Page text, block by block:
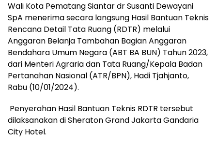
Wali Kota Pematang Siantar dr Susanti Dewayani
SpA menerima secara langsung Hasil Bantuan Teknis
Rencana Detail Tata Ruang (RDTR) melalui
Anggaran Belanja Tambahan Bagian Anggaran
Bendahara Umum Negara (ABT BA BUN) Tahun 2023,
dari Menteri Agraria dan Tata Ruang/Kepala Badan
Pertanahan Nasional (ATR/BPN), Hadi Tjahjanto,
Rabu (10/01/2024).
Penyerahan Hasil Bantuan Teknis RDTR tersebut
dilaksanakan di Sheraton Grand Jakarta Gandaria
City Hotel.